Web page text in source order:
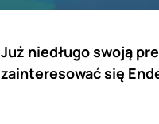
Już niedługo swoją
zainteresować się